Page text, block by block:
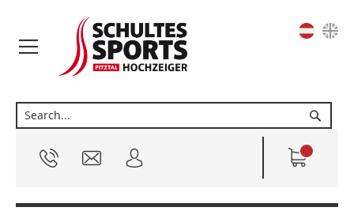
Suche
Sprache